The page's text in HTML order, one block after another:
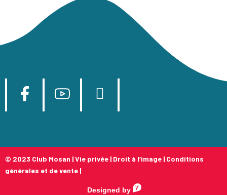
© 2023 Club Mosan |Vie privée | Droit à l’image | Conditions
générales et de vente |
Designed by